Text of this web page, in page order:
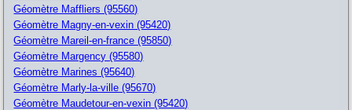
Géomètre Maffliers (95560)
Géomètre Magny-en-vexin (95420)
Géomètre Mareil-en-france (95850)
Géomètre Margency (95580)
Géomètre Marines (95640)
Géomètre Marly-la-ville (95670)
Géomètre Maudetour-en-vexin (95420)